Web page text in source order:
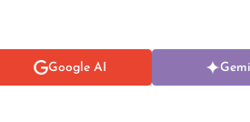
Google AI